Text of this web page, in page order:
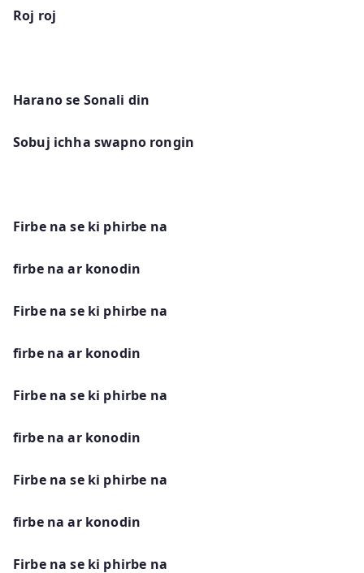
Roj roj
Harano se Sonali din
Sobuj ichha swapno rongin
Firbe na se ki phirbe na
firbe na ar konodin
Firbe na se ki phirbe na
firbe na ar konodin
Firbe na se ki phirbe na
firbe na ar konodin
Firbe na se ki phirbe na
firbe na ar konodin
Firbe na se ki phirbe na